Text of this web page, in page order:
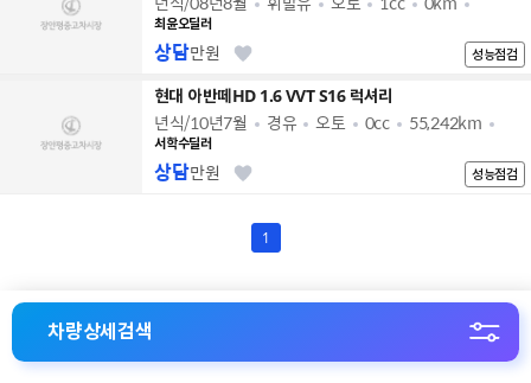
차량상세검색
최윤오딜러
성능점검
상담만원
현대 아반떼HD 1.6 VVT S16 럭셔리
년식/10년7월 경유 오토 0cc 55,242km
서학수딜러
성능점검
상담만원
1